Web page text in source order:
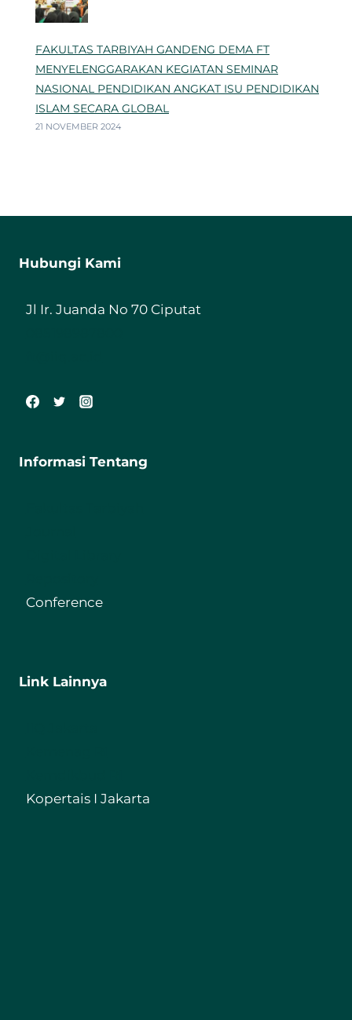
FAKULTAS TARBIYAH GANDENG DEMA FT
MENYELENGGARAKAN KEGIATAN SEMINAR
NASIONAL PENDIDIKAN ANGKAT ISU PENDIDIKAN
ISLAM SECARA GLOBAL
21 NOVEMBER 2024
Hubungi Kami
Jl Ir. Juanda No 70 Ciputat
Informasi Tentang
Conference
Link Lainnya
Kopertais I Jakarta